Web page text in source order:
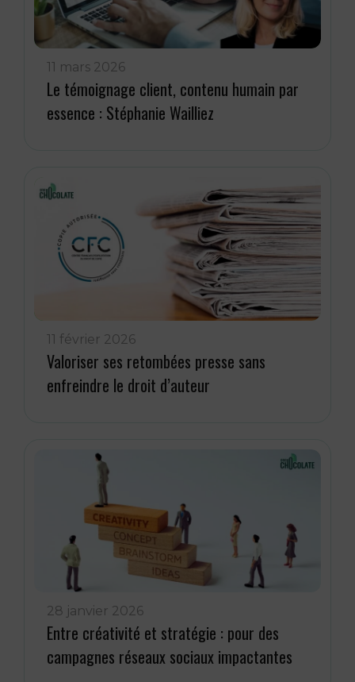
11 mars 2026
Le témoignage client, contenu humain par
essence : Stéphanie Wailliez
11 février 2026
Valoriser ses retombées presse sans
enfreindre le droit d’auteur
28 janvier 2026
Entre créativité et stratégie : pour des
campagnes réseaux sociaux impactantes